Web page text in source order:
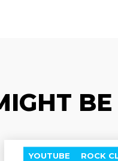
YOUTUBE ROCK